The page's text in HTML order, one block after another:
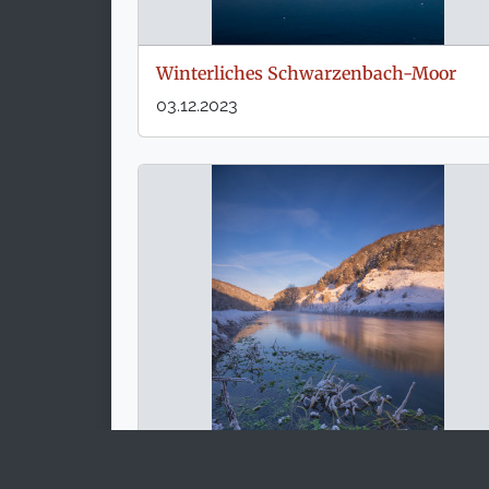
Winterliches Schwarzenbach-Moor
03.12.2023